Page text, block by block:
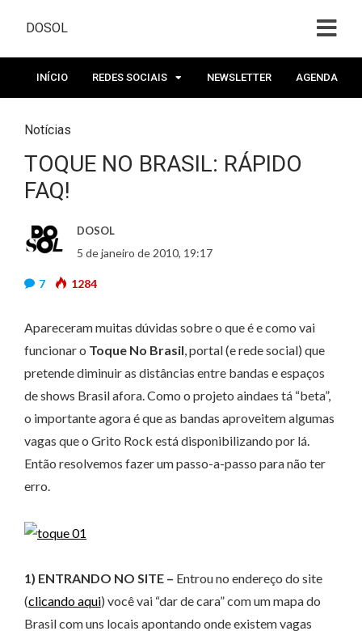
DOSOL
INÍCIO REDES SOCIAIS NEWSLETTER AGENDA
Notícias
TOQUE NO BRASIL: RÁPIDO
FAQ!
DOSOL
5 de janeiro de 2010, 19:17
7 1284
Apareceram muitas dúvidas sobre o que é e como vai
funcionar o Toque No Brasil, portal (e rede social) que
pretende diminuir as distâncias entre bandas e espaços
de shows Brasil afora. Como o projeto aindaes tá “beta”,
o importante agora é que as bandas aproveitem algumas
vagas que o Grito Rock está disponibilizando por lá.
Então resolvemos fazer um passo-a-passo para não ter
erro.
1) ENTRANDO NO SITE – Entrou no endereço do site
(clicando aqui) você vai “dar de cara” com um mapa do
Brasil com uns locais apontando onde existem vagas